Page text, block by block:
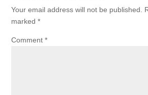
Your email address will not be published.
marked*
Comment*